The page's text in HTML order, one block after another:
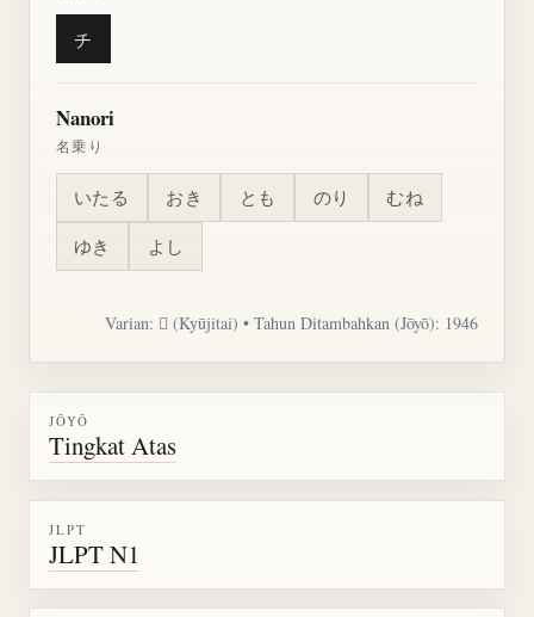
チ
Nanori
名乗り
いたる おき とも のり むね
ゆき よし
Varian: 𦤶 (Kyūjitai) • Tahun Ditambahkan (Jōyō): 1946
JŌYŌ
Tingkat Atas
JLPT
JLPT N1